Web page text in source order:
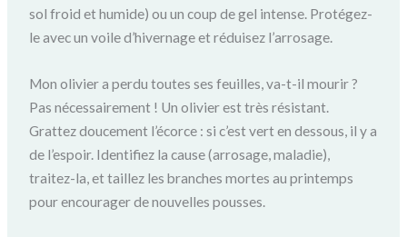
sol froid et humide) ou un coup de gel intense. Protégez-
le avec un voile d’hivernage et réduisez l’arrosage.
Mon olivier a perdu toutes ses feuilles, va-t-il mourir ?
Pas nécessairement ! Un olivier est très résistant.
Grattez doucement l’écorce : si c’est vert en dessous, il y a
de l’espoir. Identifiez la cause (arrosage, maladie),
traitez-la, et taillez les branches mortes au printemps
pour encourager de nouvelles pousses.